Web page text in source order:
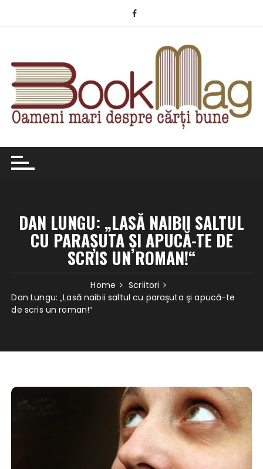
DAN LUNGU: „LASĂ NAIBII SALTUL
CU PARAŞUTA ŞI APUCĂ-TE DE
SCRIS UN ROMAN!“
Home
Scriitori
Dan Lungu: „Lasă naibii saltul cu paraşuta şi apucă-te
de scris un roman!“